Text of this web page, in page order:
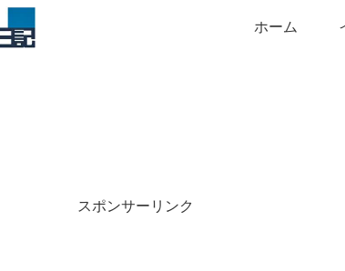
ホーム
スポンサーリンク